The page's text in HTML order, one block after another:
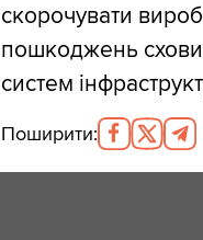
скорочувати
пошкоджень
систем
Поширити: